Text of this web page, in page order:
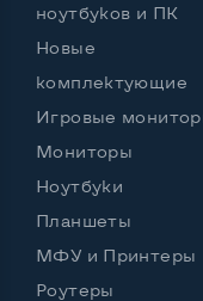
ноутбуков и ПК
Новые
комплектующие
Игровые
Мониторы
Ноутбуки
Планшеты
МФУ и Принтеры
Роутеры